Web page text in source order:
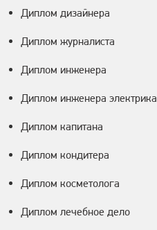
Диплом дизайнера
Диплом журналиста
Диплом инженера
Диплом инженера электрика
Диплом капитана
Диплом кондитера
Диплом косметолога
Диплом лечебное дело